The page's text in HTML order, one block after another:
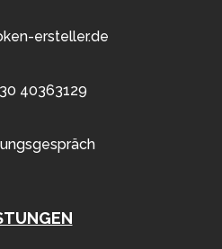
ersteller.de
40363129